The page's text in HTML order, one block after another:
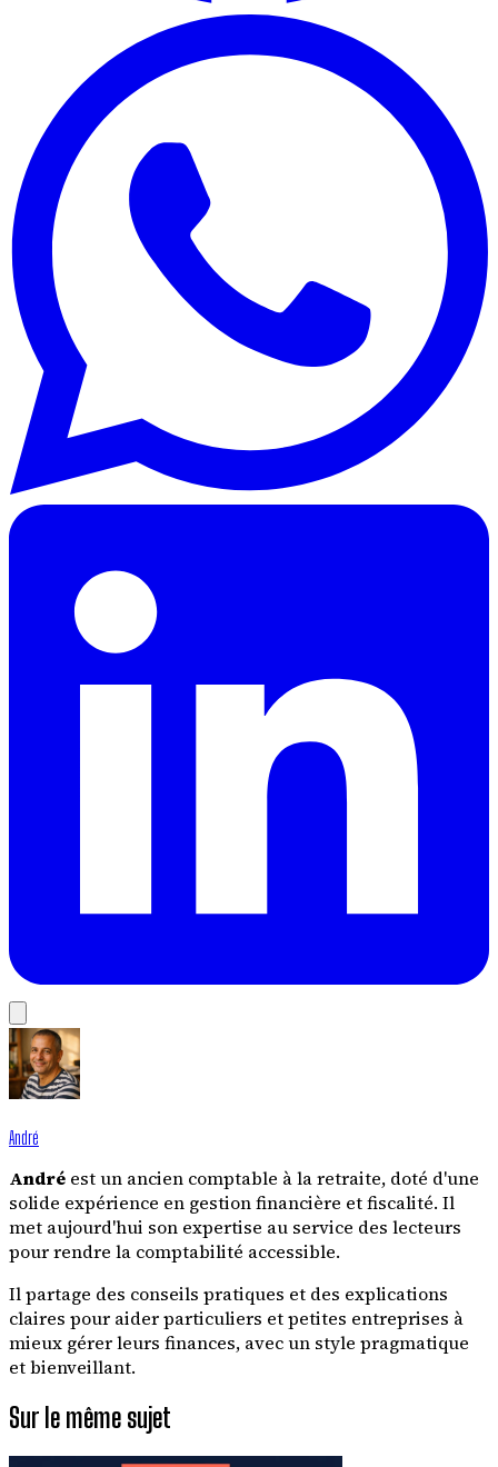
André
André est un ancien comptable à la retraite, doté d'une
solide expérience en gestion financière et fiscalité. Il
met aujourd'hui son expertise au service des lecteurs
pour rendre la comptabilité accessible.
Il partage des conseils pratiques et des explications
claires pour aider particuliers et petites entreprises à
mieux gérer leurs finances, avec un style pragmatique
et bienveillant.
Sur le même sujet